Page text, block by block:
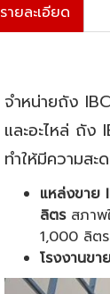
รายละเอียด
จำหน่ายถัง
และอะไหล่ ถัง
ทำให้มีความสะ
แหล่งขาย
ลิตร สภาพ
1,000 ลิตร
โรงงานข